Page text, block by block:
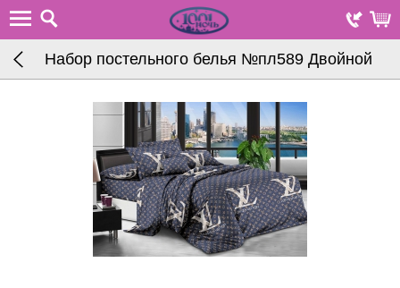
Набор постельного белья №пл589 Двойной